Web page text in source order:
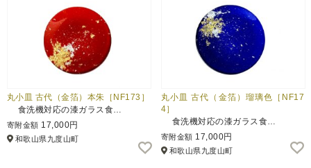
丸小皿 古代（金箔）本朱［NF173］
食洗機対応の漆ガラス食…
寄附金額 17,000円
和歌山県九度山町
丸小皿 古代（金箔）瑠璃色［NF17
4］
食洗機対応の漆ガラス食…
寄附金額 17,000円
和歌山県九度山町